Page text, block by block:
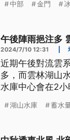
中部 金門
午後陣雨挹注多
2024/7/10 12:31
近期午後對流雲
多，而雲林湖山
水庫中心會在2
湖山水庫 蓄水